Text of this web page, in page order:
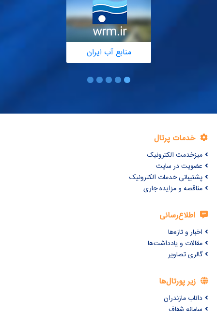
منابع آب ایران
خدمات پرتال
میزخدمت الکترونیک
عضویت در سایت
پشتیبانی خدمات الکترونیک
مناقصه و مزایده جاری
اطلاع‌رسانی
اخبار و تازه‌ها
مقالات و یادداشت‌ها
گالری تصاویر
زیر پورتال‌ها
داناب مازندران
سامانه شفاف